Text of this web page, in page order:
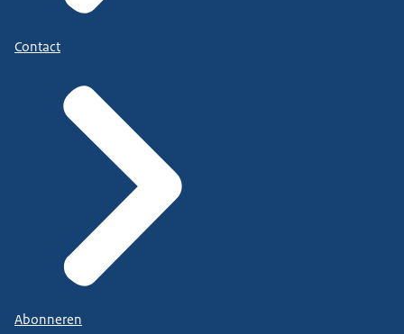
Contact
Abonneren